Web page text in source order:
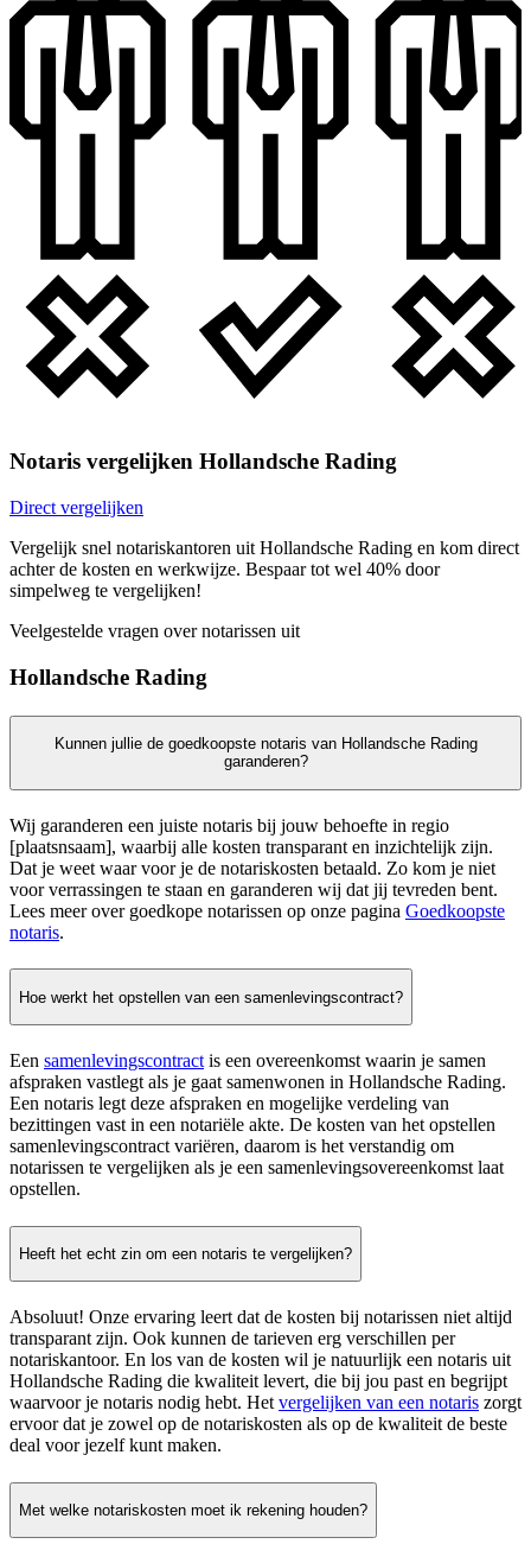
Notaris vergelijken Hollandsche Rading
Direct vergelijken
Vergelijk snel notariskantoren uit Hollandsche Rading en kom direct
achter de kosten en werkwijze. Bespaar tot wel 40% door
simpelweg te vergelijken!
Veelgestelde vragen over notarissen uit
Hollandsche Rading
Kunnen jullie de goedkoopste notaris van Hollandsche Rading
garanderen?
Wij garanderen een juiste notaris bij jouw behoefte in regio
[plaatsnsaam], waarbij alle kosten transparant en inzichtelijk zijn.
Dat je weet waar voor je de notariskosten betaald. Zo kom je niet
voor verrassingen te staan en garanderen wij dat jij tevreden bent.
Lees meer over goedkope notarissen op onze pagina Goedkoopste
notaris.
Hoe werkt het opstellen van een samenlevingscontract?
Een samenlevingscontract is een overeenkomst waarin je samen
afspraken vastlegt als je gaat samenwonen in Hollandsche Rading.
Een notaris legt deze afspraken en mogelijke verdeling van
bezittingen vast in een notariële akte. De kosten van het opstellen
samenlevingscontract variëren, daarom is het verstandig om
notarissen te vergelijken als je een samenlevingsovereenkomst laat
opstellen.
Heeft het echt zin om een notaris te vergelijken?
Absoluut! Onze ervaring leert dat de kosten bij notarissen niet altijd
transparant zijn. Ook kunnen de tarieven erg verschillen per
notariskantoor. En los van de kosten wil je natuurlijk een notaris uit
Hollandsche Rading die kwaliteit levert, die bij jou past en begrijpt
waarvoor je notaris nodig hebt. Hetvergelijken van een notaris zorgt
ervoor dat je zowel op de notariskosten als op de kwaliteit de beste
deal voor jezelf kunt maken.
Met welke notariskosten moet ik rekening houden?